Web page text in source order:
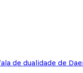
de dualidade de